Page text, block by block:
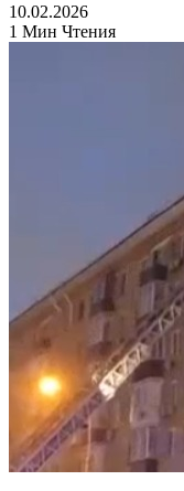
10.02.2026
1 Мин Чтения